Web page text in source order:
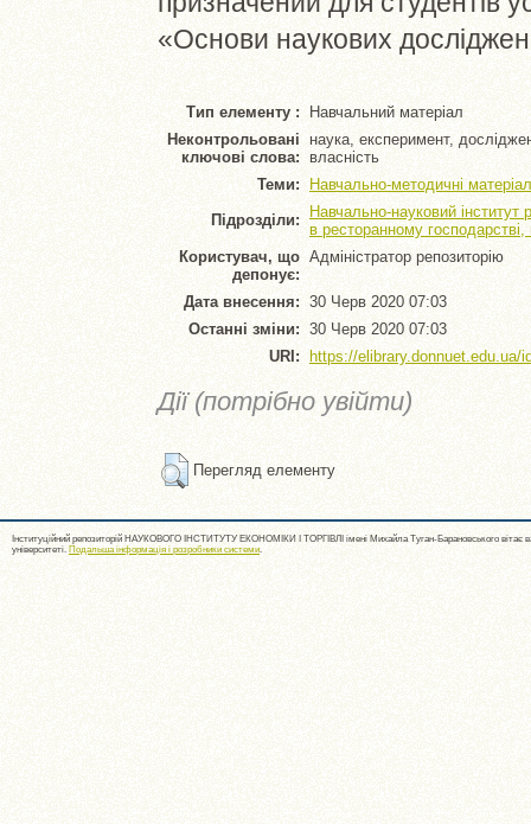
«Основи наукових
Тип елементу :
Навчальний матеріал
Неконтрольовані
ключові слова:
наука, експеримент,
власність
Теми:
Навчально-методичні
Підрозділи:
Навчально-науковий інститут
в ресторанному
Користувач, що
депонує:
Адміністратор репозиторію
Дата внесення: 30 Черв 2020 07:03
Останні зміни: 30 Черв 2020 07:03
URI:
https://elibrary.donnuet.edu.ua/
Дії (потрібно увійти)
Перегляд елементу
Інституційний репозиторій НАУКОВОГО ІНСТИТУТУ ЕКОНОМІКИ І ТОРГІВЛІ імені Михайла Туган-Барановського вітає
університеті. Подальша інформація і розробники системи